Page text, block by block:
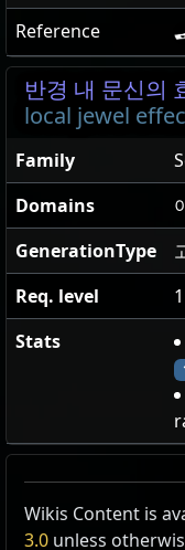
Reference
반경 내 문신의
local jewel
Family
Domains
GenerationType
Req. level
1
Stats
Wikis Content is
3.0 unless